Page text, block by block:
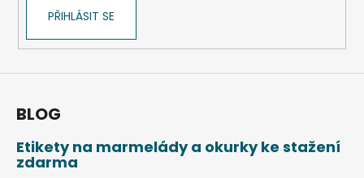
PŘIHLÁSIT SE
BLOG
Etikety na marmelády a okurky ke stažení
zdarma